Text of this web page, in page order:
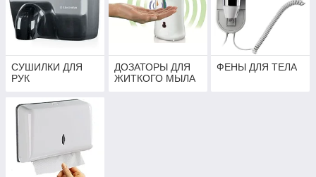
СУШИЛКИ ДЛЯ
РУК
ДОЗАТОРЫ ДЛЯ
ЖИТКОГО МЫЛА
ФЕНЫ ДЛЯ ТЕЛА